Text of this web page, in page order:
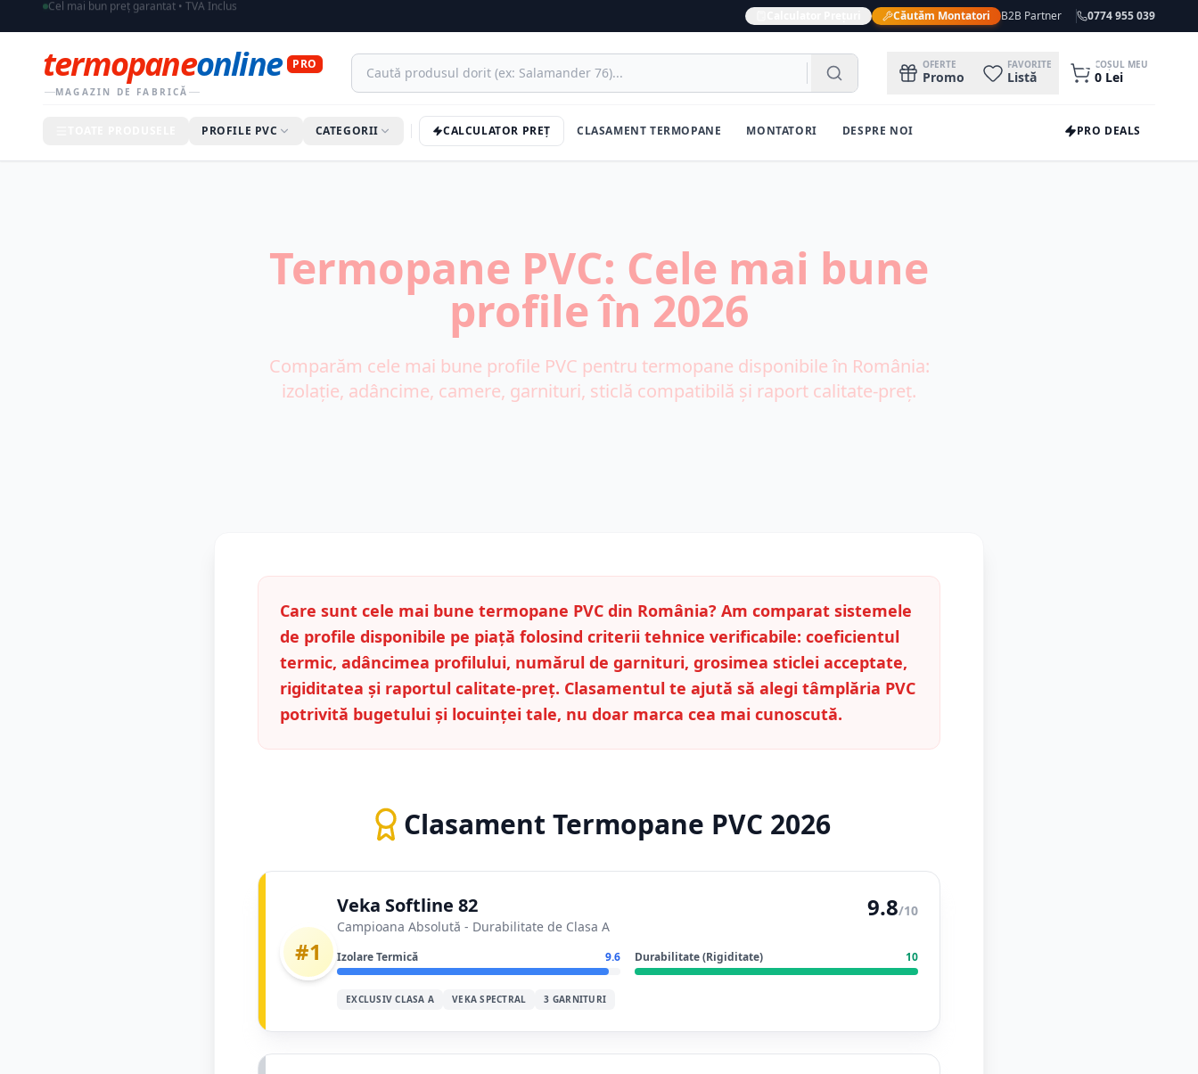
Toate prețurile afișate includ TVA Căutăm Montatori B2B Partner 0774 955 039
termopaneonline PRO
MAGAZIN DE FABRICĂ
OFERTE
Promo
FAVORITE
Listă
COȘUL MEU
0 Lei
PROFILE PVC CATEGORII CALCULATOR PREȚ CLASAMENT TERMOPANE MONTATORI DESPRE NOI PRO DEALS
Termopane PVC: Cele mai bune
profile în 2026
Comparăm cele mai bune profile PVC pentru termopane disponibile în România:
izolație, adâncime, camere, garnituri, sticlă compatibilă și raport calitate-preț.
Care sunt cele mai bune termopane PVC din România? Am comparat sistemele
de profile disponibile pe piață folosind criterii tehnice verificabile: coeficientul
termic, adâncimea profilului, numărul de garnituri, grosimea sticlei acceptate,
rigiditatea și raportul calitate-preț. Clasamentul te ajută să alegi tâmplăria PVC
potrivită bugetului și locuinței tale, nu doar marca cea mai cunoscută.
Clasament Termopane PVC 2026
#1
Veka Softline 82
Campioana Absolută - Durabilitate de Clasa A
9.8/10
Izolare Termică 9.6 Durabilitate (Rigiditate) 10
EXCLUSIV CLASA A VEKA SPECTRAL 3 GARNITURI